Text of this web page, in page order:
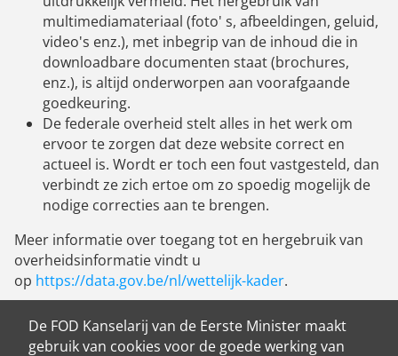
multimediamateriaal (foto' s, afbeeldingen, geluid,
video's enz.), met inbegrip van de inhoud die in
downloadbare documenten staat (brochures,
enz.), is altijd onderworpen aan voorafgaande
goedkeuring.
De federale overheid stelt alles in het werk om
ervoor te zorgen dat deze website correct en
actueel is. Wordt er toch een fout vastgesteld, dan
verbindt ze zich ertoe om zo spoedig mogelijk de
nodige correcties aan te brengen.
Meer informatie over toegang tot en hergebruik van
overheidsinformatie vindt u
op https://data.gov.be/nl/wettelijk-kader.
De FOD Kanselarij van de Eerste Minister maakt
gebruik van cookies voor de goede werking van